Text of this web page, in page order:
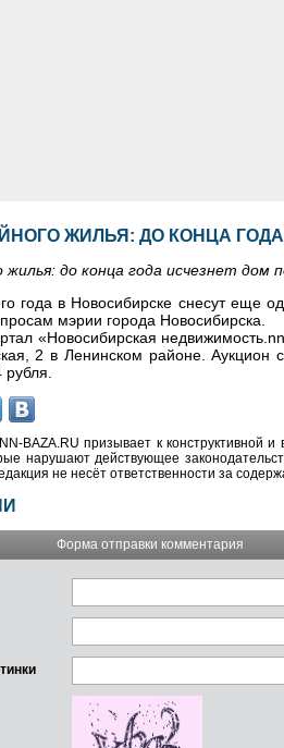
ЖИЛЬЯ: ДО КОНЦА
жилья: до конца года исчезнет дом
года в Новосибирске снесут еще
мэрии города Новосибирска.
«Новосибирская
2 в Ленинском районе. Аукцион
рубля.
BAZA.RU призывает к конструктивной
нарушают действующее
не несёт ответственности за
Форма отправки комментария